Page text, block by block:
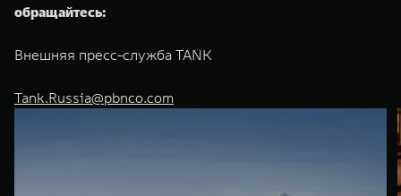
обращайтесь:
Внешняя пресс-служба TANK
Tank.Russia@pbnco.com